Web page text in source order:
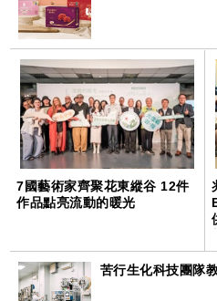
7國藝術家齊聚花東縱谷 12件
作品點亮流動的暖光
苦行生化科技團隊